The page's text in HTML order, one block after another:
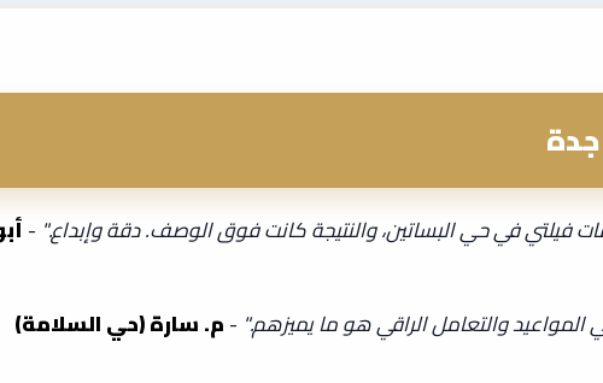
فيلتي في حي البساتين، والنتيجة كانت فوق الوصف. دقة وإبداع." -
والتعامل الراقي هو ما يميزهم." -م. سارة (حي السلامة)